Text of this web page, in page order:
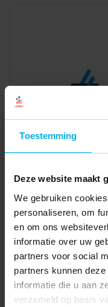
Toestemming
Deze website maakt
We gebruiken
personaliseren, om
en om ons
informatie over uw
partners voor social
partners kunnen
informatie die u aan
verzameld op basis